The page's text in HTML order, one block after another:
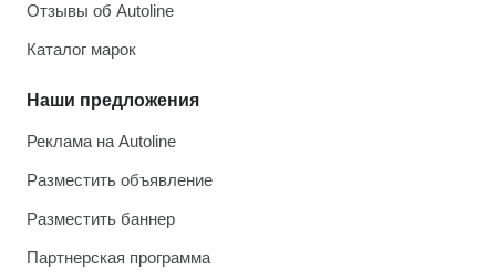
Отзывы об Autoline
Каталог марок
Наши предложения
Реклама на Autoline
Разместить объявление
Разместить баннер
Партнерская программа